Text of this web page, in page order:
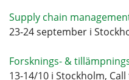
Supply chain
23-24 september i
Forsknings- &
13-14/10 i Stockholm,